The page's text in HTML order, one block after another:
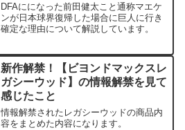
DFAにになった前田健太こと通称マエケ
ンが日本球界復帰した場合に巨人に行き
確定な理由について解説しています。
新作解禁！【ビヨンドマックスレ
ガシーウッド】の情報解禁を見て
感じたこと
情報解禁されたレガシーウッドの商品内
容をまとめた内容になります。